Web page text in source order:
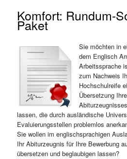
Komfort: Rundum-
Paket
Sie möchten in
dem Englisch
Arbeitssprache
zum Nachweis
Hochschulreife
Übersetzung
lassen, die durch ausländische
Evaluierungsstellen problemlos
Sie wollen im englischsprachigen
Ihr Abiturzeugnis für Ihre Bewerbung
übersetzen und beglaubigen lassen?